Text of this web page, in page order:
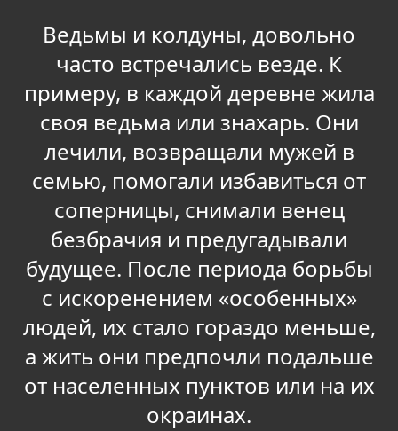
Ведьмы и колдуны, довольно
часто встречались везде. К
примеру, в каждой деревне жила
своя ведьма или знахарь. Они
лечили, возвращали мужей в
семью, помогали избавиться от
соперницы, снимали венец
безбрачия и предугадывали
будущее. После периода борьбы
с искоренением «особенных»
людей, их стало гораздо меньше,
а жить они предпочли подальше
от населенных пунктов или на их
окраинах.